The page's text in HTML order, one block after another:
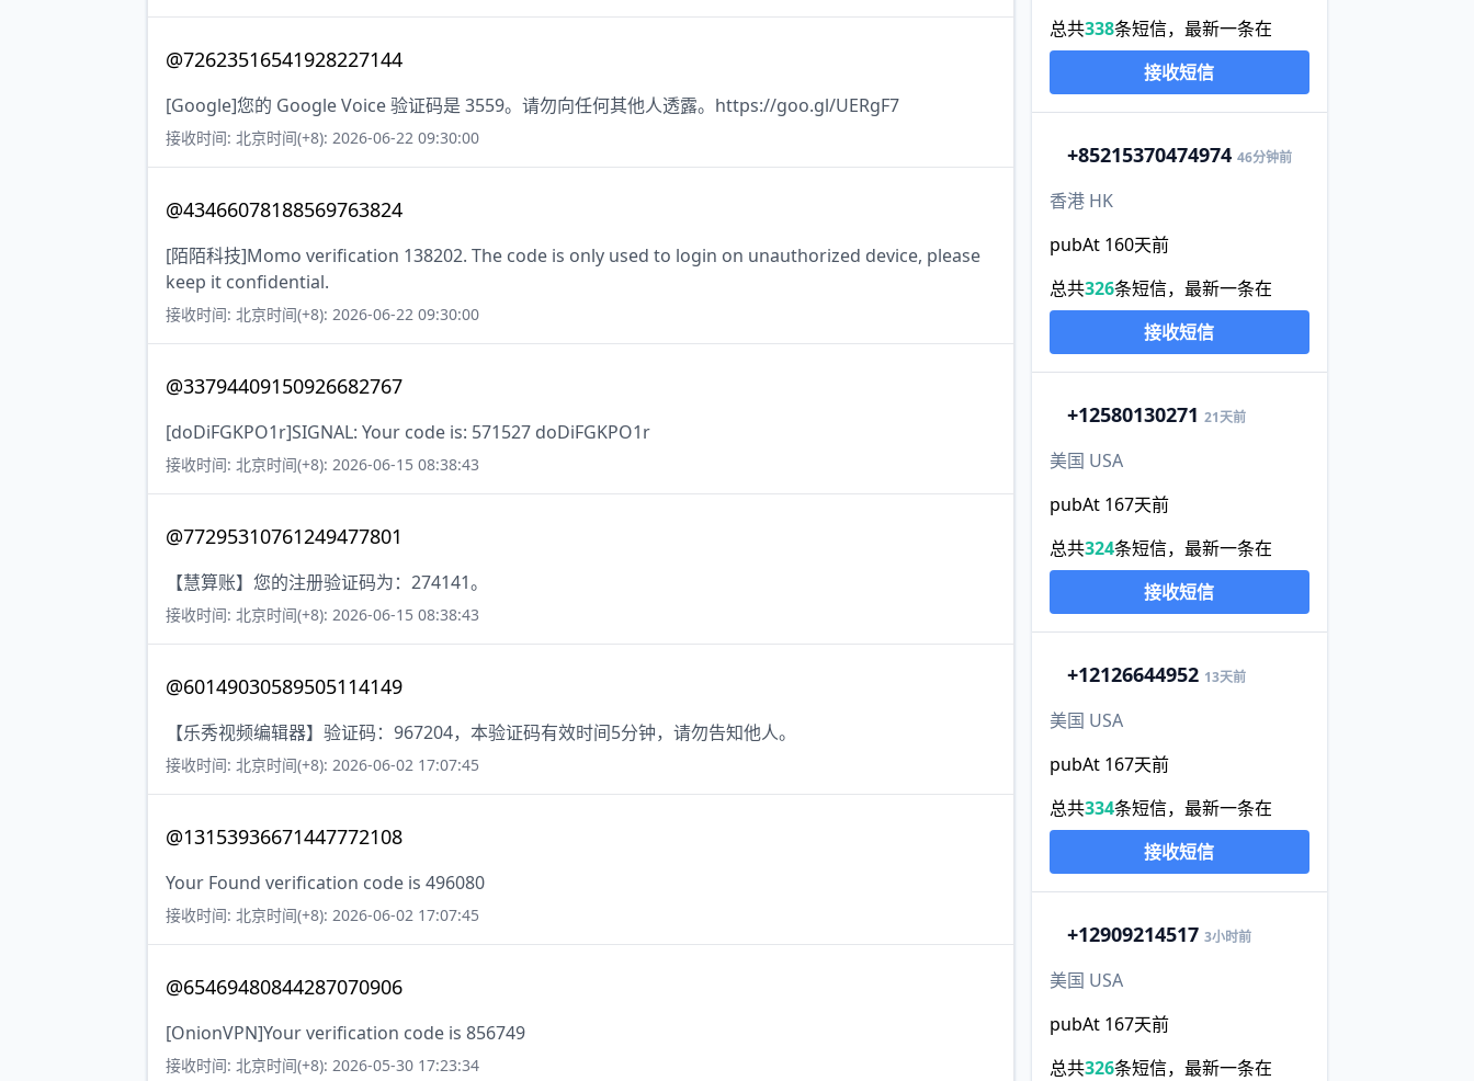
@72623516541928227144
[Google]您的 Google Voice 验证码是 3559。请勿向任何其他人透露。https://goo.gl/UERgF7
接收时间: 北京时间(+8): 2026-06-22 09:30:00
@43466078188569763824
[陌陌科技]Momo verification 138202. The code is only used to login on unauthorized device, please
keep it confidential.
接收时间: 北京时间(+8): 2026-06-22 09:30:00
@33794409150926682767
[doDiFGKPO1r]SIGNAL: Your code is: 571527 doDiFGKPO1r
接收时间: 北京时间(+8): 2026-06-15 08:38:43
@77295310761249477801
【慧算账】您的注册验证码为：274141。
接收时间: 北京时间(+8): 2026-06-15 08:38:43
@60149030589505114149
【乐秀视频编辑器】验证码：967204，本验证码有效时间5分钟，请勿告知他人。
接收时间: 北京时间(+8): 2026-06-02 17:07:45
@13153936671447772108
Your Found verification code is 496080
接收时间: 北京时间(+8): 2026-06-02 17:07:45
@65469480844287070906
[OnionVPN]Your verification code is 856749
接收时间: 北京时间(+8): 2026-05-30 17:23:34
总共338条短信，最新一条在
接收短信
+85215370474974 46分钟前
香港 HK
pubAt 160天前
总共326条短信，最新一条在
接收短信
+12580130271 21天前
美国 USA
pubAt 167天前
总共324条短信，最新一条在
接收短信
+12126644952 13天前
美国 USA
pubAt 167天前
总共334条短信，最新一条在
接收短信
+12909214517 3小时前
美国 USA
pubAt 167天前
总共326条短信，最新一条在